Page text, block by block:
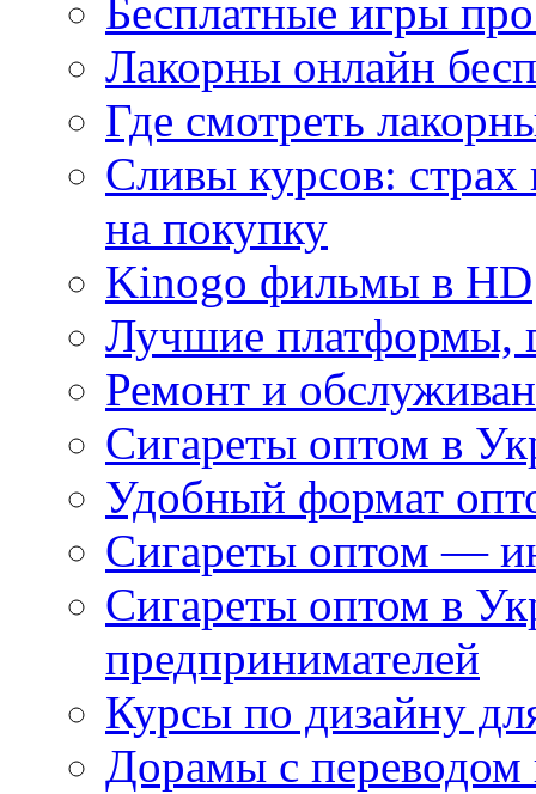
Бесплатные игры
Лакорны онлайн
Где смотреть
Сливы курсов:
на покупку
Kinogo фильмы в HD
Лучшие платформы,
Ремонт и
Сигареты оптом в
Удобный формат
Сигареты оптом —
Сигареты оптом в
предпринимателей
Курсы по дизайну
Дорамы с переводом